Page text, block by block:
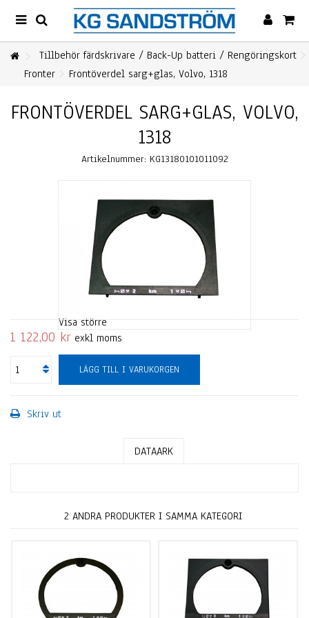
Tillbehör färdskrivare / Back-Up batteri / Rengöringskort
Fronter
Frontöverdel sarg+glas, Volvo, 1318
FRONTÖVERDEL SARG+GLAS, VOLVO,
1318
Artikelnummer: KG13180101011092
Visa större
1 122,00 kr exkl moms
LÄGG TILL I VARUKORGEN
Skriv ut
DATAARK
2 ANDRA PRODUKTER I SAMMA KATEGORI